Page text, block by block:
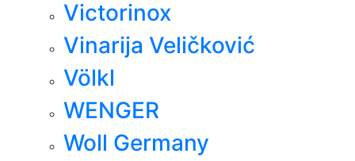
Victorinox
Vinarija Veličković
Völkl
WENGER
Woll Germany